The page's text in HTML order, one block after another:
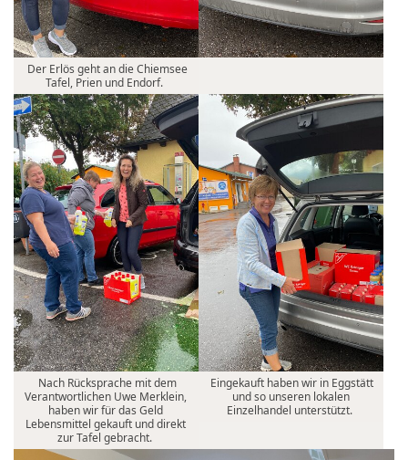
Der Erlös geht an die Chiemsee
Tafel, Prien und Endorf.
Nach Rücksprache mit dem
Verantwortlichen Uwe Merklein,
haben wir für das Geld
Lebensmittel gekauft und direkt
zur Tafel gebracht.
Eingekauft haben wir in Eggstätt
und so unseren lokalen
Einzelhandel unterstützt.